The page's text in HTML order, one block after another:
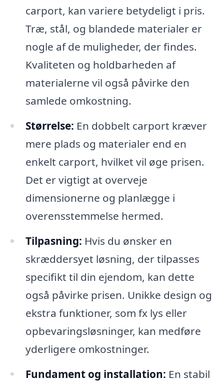
carport, kan variere betydeligt i pris.
Træ, stål, og blandede materialer er
nogle af de muligheder, der findes.
Kvaliteten og holdbarheden af
materialerne vil også påvirke den
samlede omkostning.
Størrelse: En dobbelt carport kræver
mere plads og materialer end en
enkelt carport, hvilket vil øge prisen.
Det er vigtigt at overveje
dimensionerne og planlægge i
overensstemmelse hermed.
Tilpasning: Hvis du ønsker en
skræddersyet løsning, der tilpasses
specifikt til din ejendom, kan dette
også påvirke prisen. Unikke design og
ekstra funktioner, som fx lys eller
opbevaringsløsninger, kan medføre
yderligere omkostninger.
Fundament og installation: En stabil